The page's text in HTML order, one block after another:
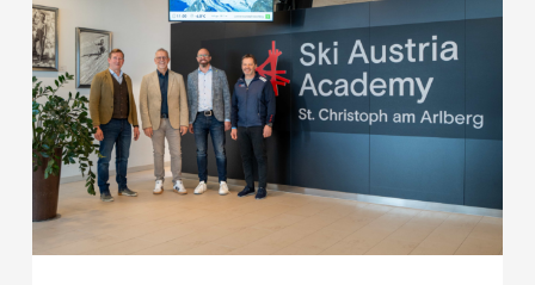
Ski
Austria
Akademie